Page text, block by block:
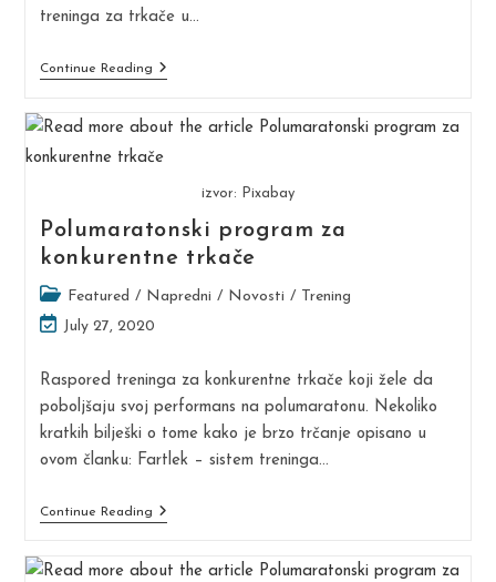
treninga za trkače u…
Continue ReadingPolumaratonski
Početnike
izvor: Pixabay
Polumaratonski program za
konkurentne trkače
Post
category:
Featured / Napredni / Novosti / Trening
Post
modified:
July 27, 2020
Raspored treninga za konkurentne trkače koji žele da
poboljšaju svoj performans na polumaratonu. Nekoliko
kratkih bilješki o tome kako je brzo trčanje opisano u
ovom članku: Fartlek – sistem treninga…
Continue ReadingPolumaratonski
Program
Konkurentne